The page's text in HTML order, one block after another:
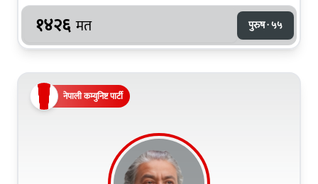
१४२६ मत पुरुष · ५५
नेपाली कम्युनिष्ट पार्टी